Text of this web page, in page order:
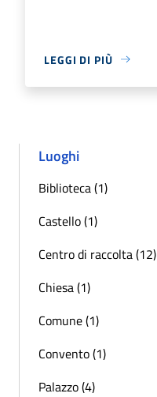
LEGGI DI PIÙ
Luoghi
Biblioteca (1)
Castello (1)
Centro di raccolta (12)
Chiesa (1)
Comune (1)
Convento (1)
Palazzo (4)